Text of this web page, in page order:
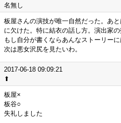
名無し
板屋さんの演技が唯一自然だった。あ
に欠けた。特に結衣の話し方。演出家の
もし自分が書くならあんなストーリー
次は悪女沢尻を見たいわ。
2017-06-18 09:09:21
⬆
板屋×
板谷○
失礼しました